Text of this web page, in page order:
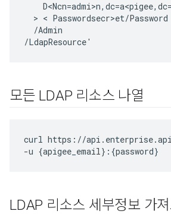
D<Ncn=admi>n, dc=a<pigee, dc=
  > <
Passwordsecr>et/Password
/Admin
/LdapResource'
모든 LDAP 리소스 나열
curl https://
-u {apigee_email}:{password}
LDAP 리소스 세부정보 가져